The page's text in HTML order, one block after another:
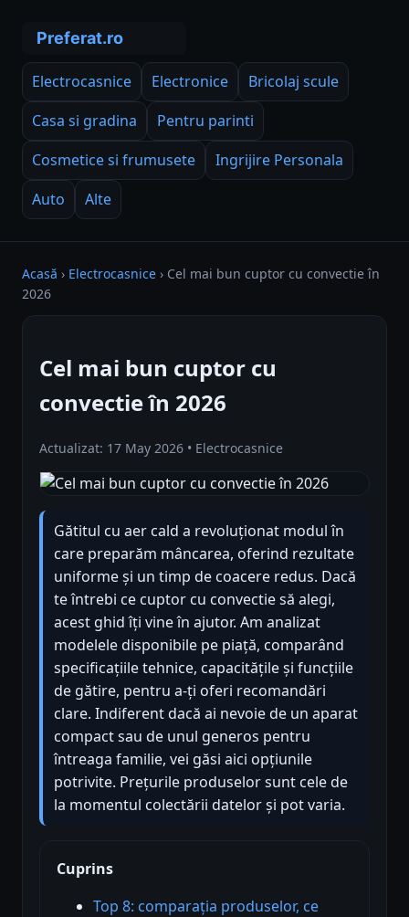
Electrocasnice Electronice
Bricolaj scule
Casa si gradina
Pentru parinti
Cosmetice si frumusete
Ingrijire Personala
Auto
Alte
Acasă › Electrocasnice › Cel mai bun cuptor cu convectie în
2026
Cel mai bun cuptor cu
convectie în 2026
Actualizat: 17 May 2026 • Electrocasnice
Gătitul cu aer cald a revoluționat modul în
care preparăm mâncarea, oferind rezultate
uniforme și un timp de coacere redus. Dacă
te întrebi ce cuptor cu convectie să alegi,
acest ghid îți vine în ajutor. Am analizat
modelele disponibile pe piață, comparând
specificațiile tehnice, capacitățile și funcțiile
de gătire, pentru a-ți oferi recomandări
clare. Indiferent dacă ai nevoie de un aparat
compact sau de unul generos pentru
întreaga familie, vei găsi aici opțiunile
potrivite. Prețurile produselor sunt cele de
la momentul colectării datelor și pot varia.
Cuprins
Top 8: comparația produselor, ce